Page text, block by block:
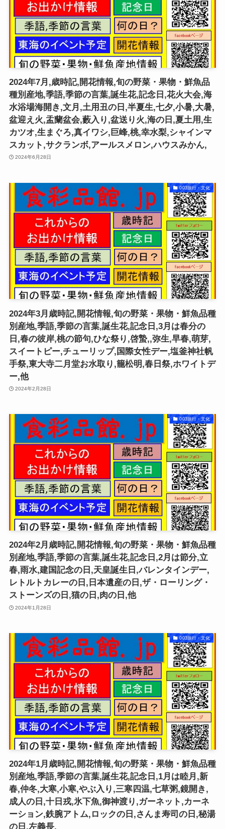
2024年7月,歳時記,開花情報,旬の野菜・果物・鮮魚品
種別産地,季語,季節の言葉,誕生花,記念日,花火大会,海
水浴場海開き,文月,土用丑の日,半夏生,七夕,小暑,大暑,
盆迎え火,盂蘭盆会,藪入り,盆送り火,海の日,夏土用,生
カツオ,生まぐろ,真イワシ,巨峰,桃,幸水梨,シャインマ
スカット,サクランボ,アールスメロン,ハウスみかん,
2024年6月28日
003旅行・文化
2024年3月歳時記,開花情報,旬の野菜・果物・鮮魚品種
別産地,季語,季節の言葉,誕生花,記念日,3月は春分の
日,春の彼岸,桃の節句,ひな祭り,啓蟄,,弥生,早春,萌芽,
スイートピー,チューリップ,国際女性デー,塩釜神社帆
手祭,東大寺二月堂お水取り,籠松明,春日祭,ホワイトデ
ー,他
2024年2月28日
003旅行・文化
2024年2月歳時記,開花情報,旬の野菜・果物・鮮魚品種
別産地,季語,季節の言葉,誕生花,記念日,2月は節分,立
春,雨水,建国記念の日,天皇誕生日,バレンタインデー,
レトルトカレーの日,日本遺産の日,ザ・ローリング・
ストーンズの日,猫の日,肉の日,他
2024年1月28日
003旅行・文化
2024年1月歳時記,開花情報,旬の野菜・果物・鮮魚品種
別産地,季語,季節の言葉,誕生花,記念日,1月は睦月,新
春,仲冬,大寒,小寒,やぶ入り,三寒四温,七草粥,鏡開き,
成人の日,十日戎,氷下魚,御神渡り,ガーネット,カーネ
ーション,鉄腕アトム,ロックの日,さんま寿司の日,秘湯
の日,左義長,